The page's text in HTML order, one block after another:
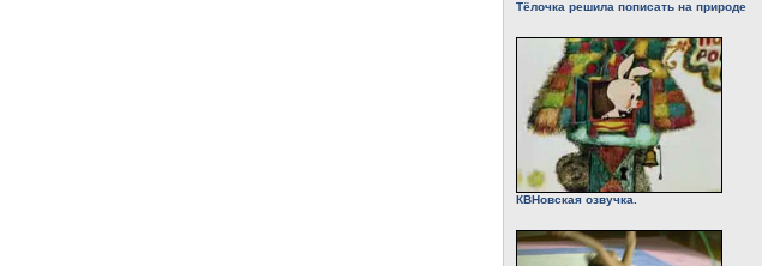
Тёлочка решила пописать на природе
КВНовская озвучка.